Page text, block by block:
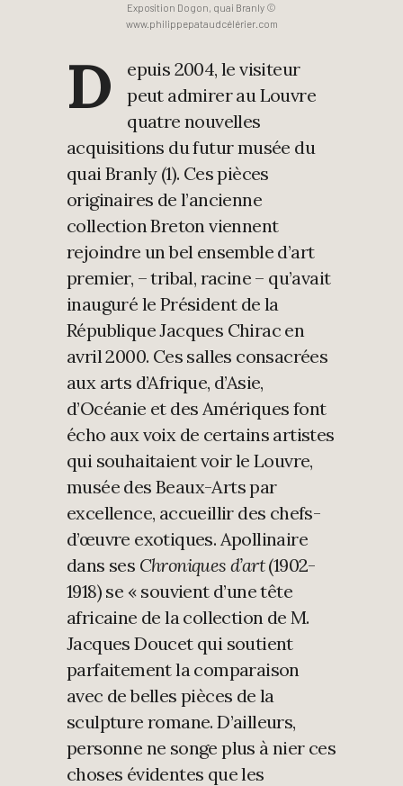
Exposition Dogon, quai Branly ©
www.philippepataudcélérier.com
D
epuis 2004, le visiteur
peut admirer au Louvre
quatre nouvelles
acquisitions du futur musée du
quai Branly (1). Ces pièces
originaires de l’ancienne
collection Breton viennent
rejoindre un bel ensemble d’art
premier, – tribal, racine – qu’avait
inauguré le Président de la
République Jacques Chirac en
avril 2000. Ces salles consacrées
aux arts d’Afrique, d’Asie,
d’Océanie et des Amériques font
écho aux voix de certains artistes
qui souhaitaient voir le Louvre,
musée des Beaux-Arts par
excellence, accueillir des chefs-
d’œuvre exotiques. Apollinaire
dans ses Chroniques d’art(1902-
1918) se « souvient d’une tête
africaine de la collection de M.
Jacques Doucet qui soutient
parfaitement la comparaison
avec de belles pièces de la
sculpture romane. D’ailleurs,
personne ne songe plus à nier ces
choses évidentes que les